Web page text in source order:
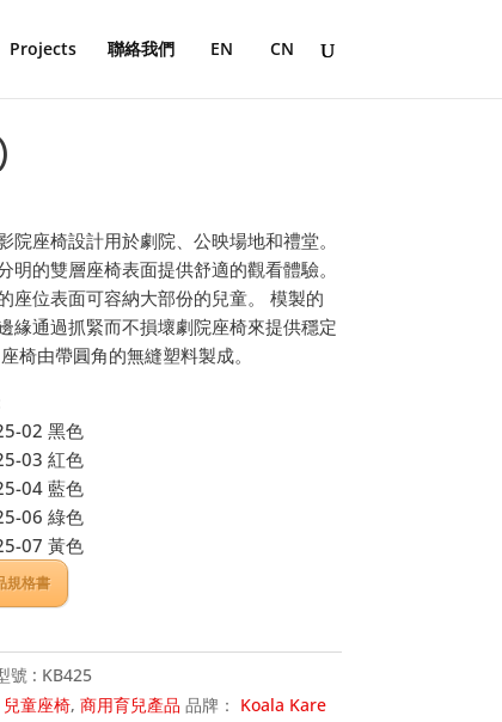
Projects 聯絡我們 EN CN
院座椅設計用於劇院、公映場地和禮堂。
明的雙層座椅表面提供舒適的觀看體驗。
座位表面可容納大部份的兒童。 模製的
緣通過抓緊而不損壞劇院座椅來提供穩定
椅由帶圓角的無縫塑料製成。
02 黑色
03 紅色
04 藍色
06 綠色
07 黃色
規格書
號 : KB425
兒童座椅, 商用育兒產品 品牌： Koala Kare